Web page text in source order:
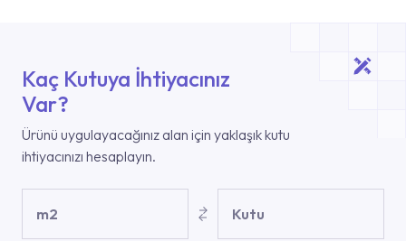
Kaç Kutuya İhtiyacınız
Var?
Ürünü uygulayacağınız alan için yaklaşık kutu
ihtiyacınızı hesaplayın.
m2 Kutu